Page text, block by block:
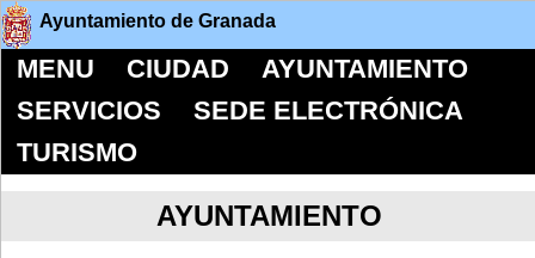
Ayuntamiento de Granada
MENU CIUDAD
AYUNTAMIENTO
SERVICIOS
SEDE ELECTRÓNICA
TURISMO
AYUNTAMIENTO